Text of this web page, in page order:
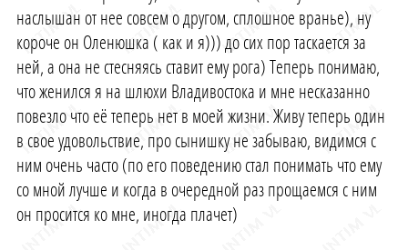
наслышан от нее совсем о другом, сплошное вранье), ну
короче он Оленюшка ( как и я))) до сих пор таскается за
ней, а она не стесняясь ставит ему рога) Теперь понимаю,
что женился я на шлюхи Владивостока и мне несказанно
повезло что её теперь нет в моей жизни. Живу теперь один
в свое удовольствие, про сынишку не забываю, видимся с
ним очень часто (по его поведению стал понимать что ему
со мной лучше и когда в очередной раз прощаемся с ним
он просится ко мне, иногда плачет)